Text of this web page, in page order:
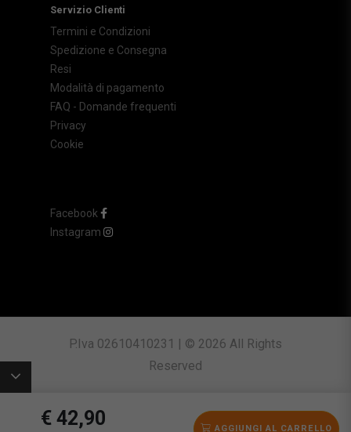
€ 42,90 AGGIUNGI AL CARRELLO
Servizio Clienti
Termini e Condizioni
Spedizione e Consegna
Resi
Modalità di pagamento
FAQ - Domande frequenti
Privacy
Cookie
Facebook
Instagram
P.Iva 02610410231 | © 2026 All Rights
Reserved